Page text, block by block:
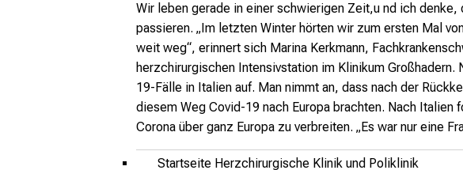
Wir leben gerade in einer schwierigen Zeit,u nd ich denke,
passieren. „Im letzten Winter hörten wir zum ersten Mal
weit weg“, erinnert sich Marina Kerkmann,
herzchirurgischen Intensivstation im Klinikum Großhadern.
19-Fälle in Italien auf. Man nimmt an, dass nach der
diesem Weg Covid-19 nach Europa brachten. Nach Italien
Corona über ganz Europa zu verbreiten. „Es war nur eine
Startseite Herzchirurgische Klinik und Poliklinik